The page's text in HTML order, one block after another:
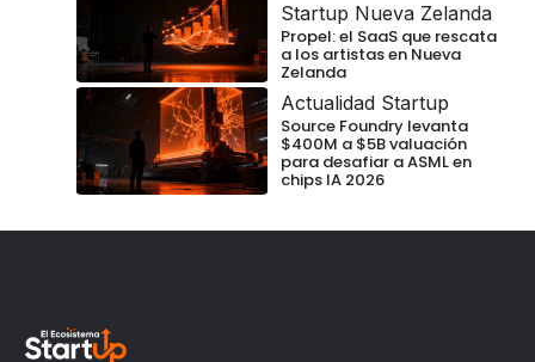
Startup Nueva Zelanda
Propel: el SaaS que rescata
a los artistas en Nueva
Zelanda
Actualidad Startup
Source Foundry levanta
$400M a $5B valuación
para desafiar a ASML en
chips IA 2026